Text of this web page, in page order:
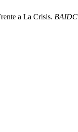
a La Crisis. BAIDC